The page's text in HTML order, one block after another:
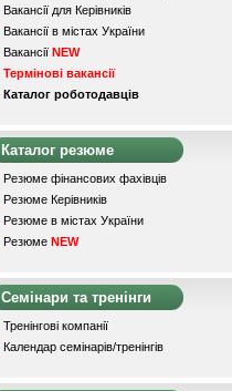
Вакансії для Керівників
Вакансії в містах України
Вакансії NEW
Термінові вакансії
Каталог роботодавців
Каталог резюме
Резюме фінансових фахівців
Резюме Керівників
Резюме в містах України
Резюме NEW
Семінари та тренінги
Тренінгові компанії
Календар семінарів/тренінгів